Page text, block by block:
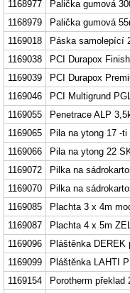
1168977
Palička gumová
1168979
Palička gumová
1169018
Páska samolepící
1169038
PCI Durapox
1169039
PCI Durapox
1169046
PCI Multigrund
1169055
Penetrace ALP
1169065
Pila na ytong 17 -ti
1169066
Pila na ytong 22
1169072
Pilka na
1169070
Pilka na
1169085
Plachta 3 x 4m
1169087
Plachta 4 x 5m
1169096
Pláštěnka
1169099
Pláštěnka LAHTI
1169154
Porotherm